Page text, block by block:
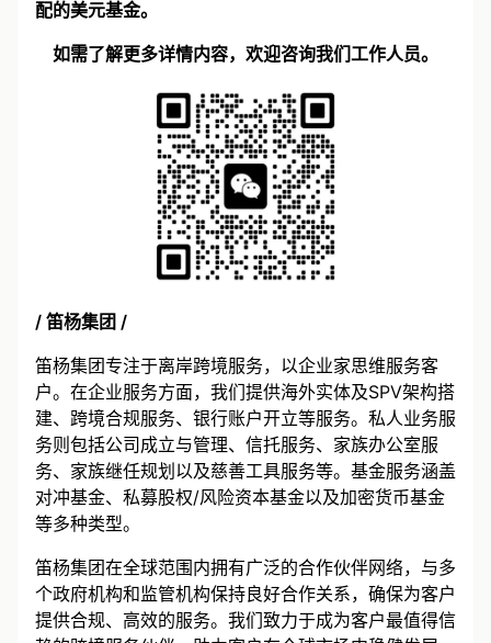
方定制个性化的方案，助力贵方设立一支与贵方业务适
笛杨集团专注于离岸跨境服务，以企业家思维服务客
户。在企业服务方面，我们提供海外实体及SPV架构搭
建、跨境合规服务、银行账户开立等服务。私人业务服
务则包括公司成立与管理、信托服务、家族办公室服
务、家族继任规划以及慈善工具服务等。基金服务涵盖
对冲基金、私募股权/风险资本基金以及加密货币基金
笛杨集团在全球范围内拥有广泛的合作伙伴网络，与多
个政府机构和监管机构保持良好合作关系，确保为客户